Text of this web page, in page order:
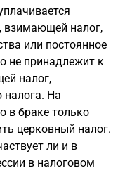
взимающей налог,
или постоянное
не принадлежит к
налог,
налога. На
в браке только
церковный налог.
ли и в
в налоговом